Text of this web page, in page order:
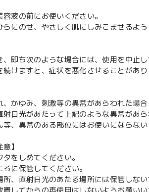
液の前にお使いください。
にのせ、やさしく肌にしみこませるよう
即ち次のような場合には、使用を中止し
続けますと、症状を悪化させることがあ
、かゆみ、刺激等の異常があらわれた場合
射日光があたって上記のような異常があ
、異常のある部位にはお使いにならない
】
をしめてください。
に保管してください。
、直射日光のあたる場所には保管しない